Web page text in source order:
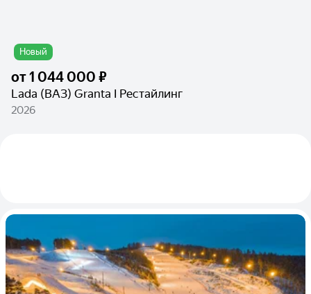
Новый
от1 044 000 ₽
Lada (ВАЗ) Granta I Рестайлинг
2026